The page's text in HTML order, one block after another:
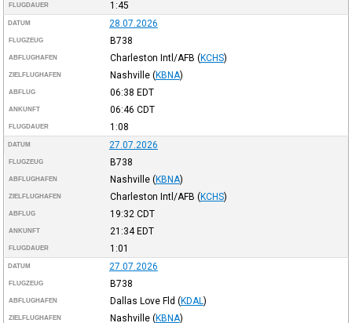
FLUGDAUER 1:45
DATUM 28.07.2026
FLUGZEUG B738
ABFLUGHAFEN Charleston Intl/AFB (KCHS)
ZIELFLUGHAFEN Nashville (KBNA)
ABFLUG 06:38 EDT
ANKUNFT 06:46 CDT
FLUGDAUER 1:08
DATUM 27.07.2026
FLUGZEUG B738
ABFLUGHAFEN Nashville (KBNA)
ZIELFLUGHAFEN Charleston Intl/AFB (KCHS)
ABFLUG 19:32 CDT
ANKUNFT 21:34EDT
FLUGDAUER 1:01
DATUM 27.07.2026
FLUGZEUG B738
ABFLUGHAFEN Dallas Love Fld (KDAL )
ZIELFLUGHAFEN Nashville (KBNA)